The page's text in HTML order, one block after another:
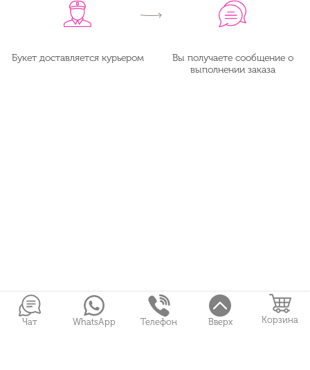
Букет доставляется курьером
Вы получаете сообщение о
выполнении заказа
Чат WhatsApp Телефон Вверх Корзина